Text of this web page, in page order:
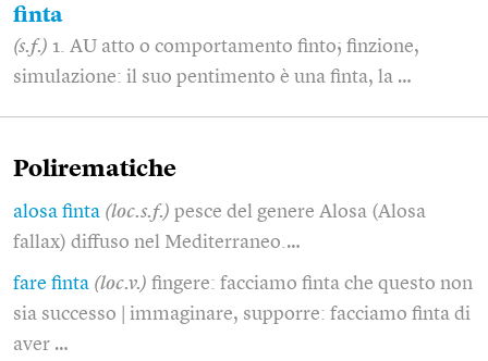
finta
(s.f.) 1. AU atto o comportamento finto; finzione,
simulazione: il suo pentimento è una finta, la …
Polirematiche
alosa finta (loc.s.f.) pesce del genere Alosa (Alosa
fallax) diffuso nel Mediterraneo.…
fare finta (loc.v.) fingere: facciamo finta che questo non
sia successo | immaginare, supporre: facciamo finta di
aver …